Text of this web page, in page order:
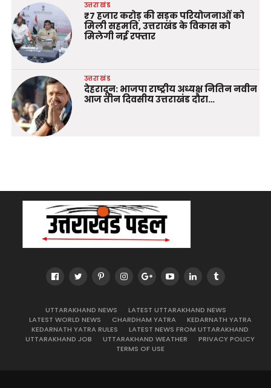
उत्तराखंड
₹7 हजार करोड़ की सड़क परियोजनाओं को
मिली सहमति, उत्तराखंड के विकास को
मिलेगी नई रफ्तार
उत्तराखंड
देहरादून: भाजपा राष्ट्रीय अध्यक्ष नितिन नवीन
आज तीन दिवसीय उत्तराखंड दौरा…
UTTARAKHAND NEWS
LATEST UTTARAKHAND NEWS
LATEST WORLD NEWS
CHARDHAM YATRA
KEDARNATH YATRA
KEDARNATH YATRA RULES
LATEST NEWS FROM UTTARAKHAND
UTTARAKHAND JOB
UTTARAKHAND WEATHER
PRIVACY POLICY
TERMS OF USE